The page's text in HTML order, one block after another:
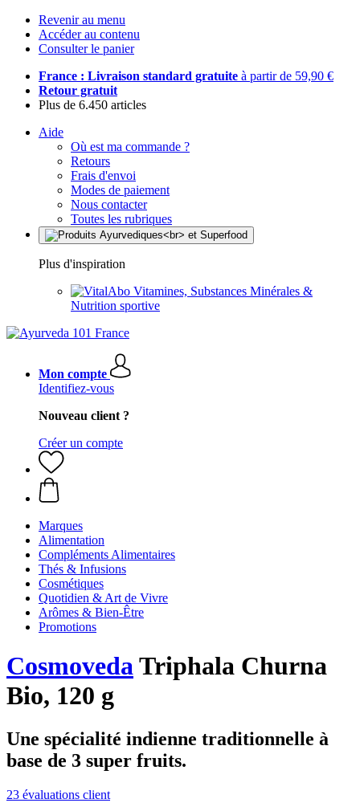
Revenir au menu
Accéder au contenu
Consulter le panier
France : Livraison standard gratuite à partir de 59,90 €
Retour gratuit
Plus de 6.450 articles
Aide
Où est ma commande ?
Retours
Frais d'envoi
Modes de paiement
Nous contacter
Toutes les rubriques
Plus d'inspiration
Vitamines, Substances Minérales &
Nutrition sportive
Mon compte
Identifiez-vous
Nouveau client ?
Créer un compte
Marques
Alimentation
Compléments Alimentaires
Thés & Infusions
Cosmétiques
Quotidien & Art de Vivre
Arômes & Bien-Être
Promotions
CosmovedaTriphala Churna
Bio, 120 g
Une spécialité indienne traditionnelle à
base de 3 super fruits.
23 évaluations client